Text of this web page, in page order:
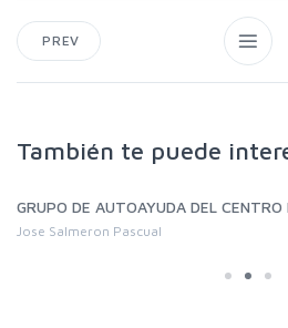
PREV
También te puede
GRUPO DE AUTOAYUDA DEL CENTRO
Jose Salmeron Pascual